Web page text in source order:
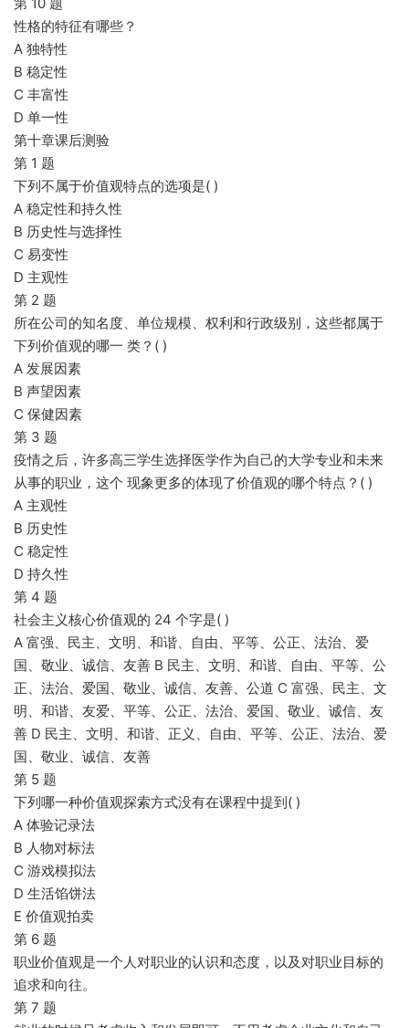
性格的特征有哪些？
A 独特性
B 稳定性
C 丰富性
D 单一性
第十章课后测验
第 1 题
下列不属于价值观特点的选项是( )
A 稳定性和持久性
B 历史性与选择性
C 易变性
D 主观性
第 2 题
所在公司的知名度、单位规模、权利和行政级别，这些都属于
下列价值观的哪一 类？( )
A 发展因素
B 声望因素
C 保健因素
第 3 题
疫情之后，许多高三学生选择医学作为自己的大学专业和未来
从事的职业，这个 现象更多的体现了价值观的哪个特点？( )
A 主观性
B 历史性
C 稳定性
D 持久性
第 4 题
社会主义核心价值观的 24 个字是( )
A 富强、民主、文明、和谐、自由、平等、公正、法治、爱
国、敬业、诚信、友善 B 民主、文明、和谐、自由、平等、公
正、法治、爱国、敬业、诚信、友善、公道 C 富强、民主、文
明、和谐、友爱、平等、公正、法治、爱国、敬业、诚信、友
善 D 民主、文明、和谐、正义、自由、平等、公正、法治、爱
国、敬业、诚信、友善
第 5 题
下列哪一种价值观探索方式没有在课程中提到( )
A 体验记录法
B 人物对标法
C 游戏模拟法
D 生活馅饼法
E 价值观拍卖
第 6 题
职业价值观是一个人对职业的认识和态度，以及对职业目标的
追求和向往。
第 7 题